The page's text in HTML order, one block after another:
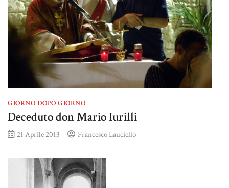
GIORNO DOPO GIORNO
Deceduto don Mario Iurilli
21 Aprile 2013 Francesco Lauciello